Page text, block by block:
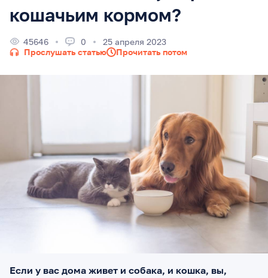
кошачьим кормом?
45646 0
25 апреля 2023
Прослушать статью
Прочитать потом
Если у вас дома живет и собака, и кошка, вы,